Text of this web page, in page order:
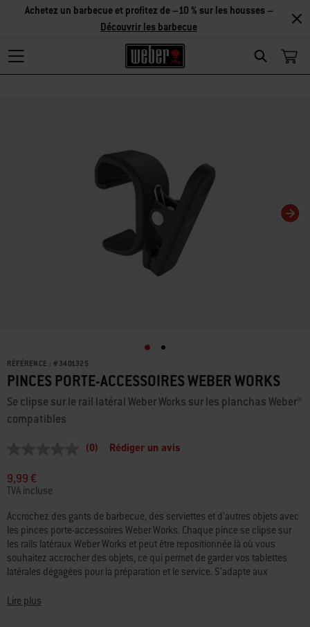
Search
Achetez un barbecue et profitez de –10 % sur les housses –
Découvrir les barbecue
RÉFÉRENCE : # 3401325
PINCES PORTE-ACCESSOIRES WEBER WORKS
Se clipse sur le rail latéral Weber Works sur les planchas Weber®
compatibles
de
notation
Lien
sur
la
même
page.
(0) Rédiger un avis
9,99 €
TVA incluse
Accrochez des gants de barbecue, des serviettes et d’autres objets avec
les pinces porte-accessoires Weber Works. Chaque pince se clipse sur
les rails latéraux Weber Works et peut être repositionnée là où vous
souhaitez accrocher des objets, ce qui permet de garder vos tablettes
latérales dégagées pour la préparation et le service. S’adapte aux
Weber Works.
Lire plus